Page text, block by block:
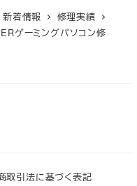
新着情報
修理実績
ゲーミングパソコン修
取引法に基づく表記